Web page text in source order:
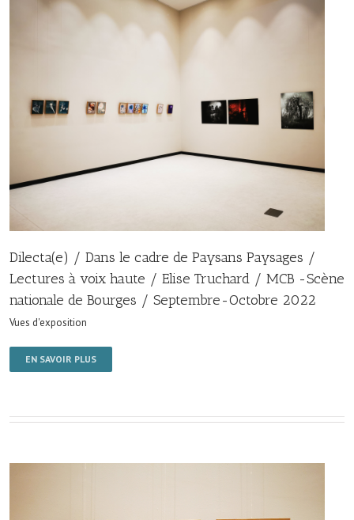
Dilecta(e) / Dans le cadre de Paysans Paysages /
Lectures à voix haute / Elise Truchard / MCB -Scène
nationale de Bourges / Septembre-Octobre 2022
Vues d'exposition
EN SAVOIR PLUS